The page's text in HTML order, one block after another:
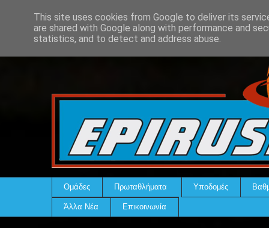
Ομάδες Πρωταθλήματα Υποδομές
Άλλα Νέα Επικοινωνία
This site uses cookies from Google to deliver its
are shared with Google along with performance and
statistics, and to detect and address abuse.